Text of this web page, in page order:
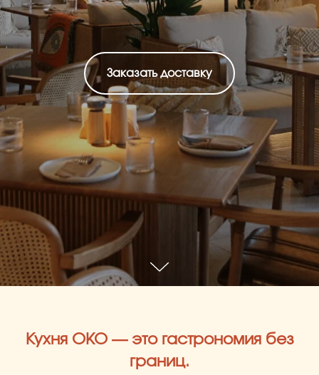
Заказать доставку
Кухня OKO — это гастрономия без
границ.